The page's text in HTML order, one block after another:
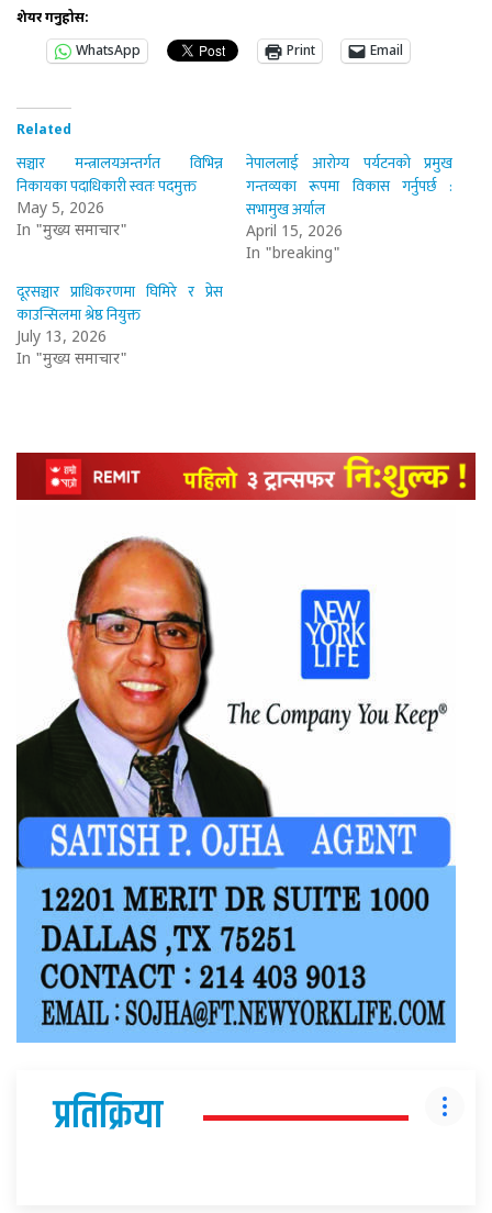
शेयर गर्नुहोस:
WhatsApp
Print Email
Related
सञ्चार मन्त्रालयअन्तर्गत विभिन्न
निकायका पदाधिकारी स्वतः पदमुक्त
May 5, 2026
In "मुख्य समाचार"
नेपाललाई आरोग्य पर्यटनको प्रमुख
गन्तव्यका रूपमा विकास गर्नुपर्छ :
सभामुख अर्याल
April 15, 2026
In "breaking"
दूरसञ्चार प्राधिकरणमा घिमिरे र प्रेस
काउन्सिलमा श्रेष्ठ नियुक्त
July 13, 2026
In "मुख्य समाचार"
प्रतिक्रिया